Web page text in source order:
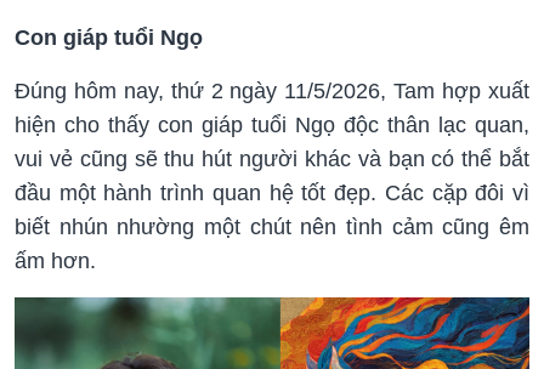
Con giáp tuổi Ngọ
Đúng hôm nay, thứ 2 ngày 11/5/2026, Tam hợp xuất
hiện cho thấy con giáp tuổi Ngọ độc thân lạc quan,
vui vẻ cũng sẽ thu hút người khác và bạn có thể bắt
đầu một hành trình quan hệ tốt đẹp. Các cặp đôi vì
biết nhún nhường một chút nên tình cảm cũng êm
ấm hơn.